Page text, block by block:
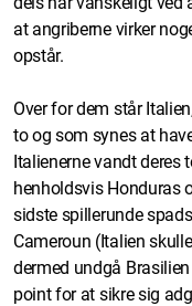
at angriberne virker
opstår.
Over for dem står
to og som synes at
Italienerne vandt deres
henholdsvis Honduras
sidste spillerunde
Cameroun (Italien
dermed undgå
point for at sikre sig